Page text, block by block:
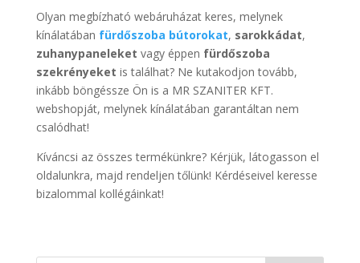
Olyan megbízható webáruházat keres, melynek
kínálatában fürdőszoba bútorokat, sarokkádat,
zuhanypaneleket vagy éppen fürdőszoba
szekrényeket is találhat? Ne kutakodjon tovább,
inkább böngéssze Ön is a MR SZANITER KFT.
webshopját, melynek kínálatában garantáltan nem
csalódhat!
Kíváncsi az összes termékünkre? Kérjük, látogasson el
oldalunkra, majd rendeljen tőlünk! Kérdéseivel keresse
bizalommal kollégáinkat!